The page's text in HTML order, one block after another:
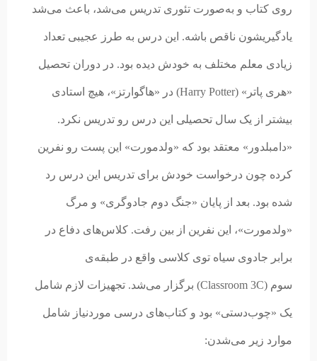
روی کتاب و به‌صورت تئوری تدریس می‌شد، باعث می‌شد
یادگیریشون ناقص باشه. این درس به طرز عجیبی تعداد
زیادی معلم مختلف به خودش دیده بود. در دوران تحصیل
«هری پاتر» (Harry Potter) در «هاگوارتز»، هیچ استادی
بیشتر از یک سال تحصیلی این درس رو تدریس نکرد.
«دامبلدور» معتقد بود که «ولدمورت» این پست رو نفرین
کرده چون درخواست خودش برای تدریس این درس رد
شده بود. بعد از پایان «جنگ دوم جادوگری» و مرگ
«ولدمورت»، این نفرین از بین رفت. کلاس‌های دفاع در
برابر جادوی سیاه توی کلاسی واقع در طبقه‌ی
سوم (Classroom 3C) برگزار می‌شد. تجهیزات لازم شامل
یک «چوب‌دستی» بود و کتاب‌های درسی موردنیاز شامل
موارد زیر می‌شدن: